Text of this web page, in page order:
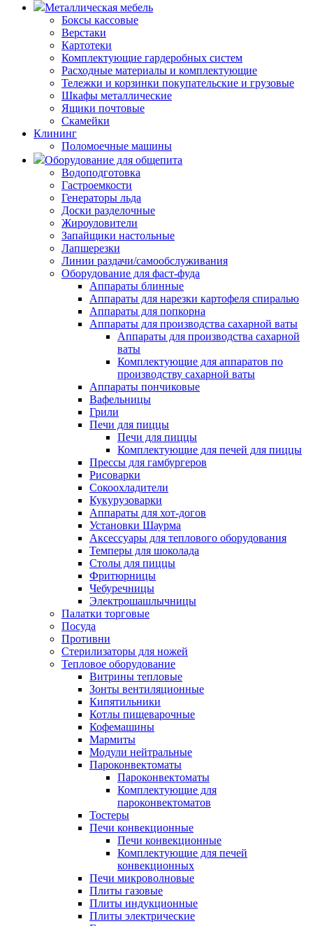
Металлическая мебель
Боксы кассовые
Верстаки
Картотеки
Комплектующие гардеробных систем
Расходные материалы и комплектующие
Тележки и корзинки покупательские и грузовые
Шкафы металлические
Ящики почтовые
Скамейки
Клининг
Поломоечные машины
Оборудование для общепита
Водоподготовка
Гастроемкости
Генераторы льда
Доски разделочные
Жироуловители
Запайщики настольные
Лапшерезки
Линии раздачи/самообслуживания
Оборудование для фаст-фуда
Аппараты блинные
Аппараты для нарезки картофеля спиралью
Аппараты для попкорна
Аппараты для производства сахарной ваты
Аппараты для производства сахарной
ваты
Комплектующие для аппаратов по
производству сахарной ваты
Аппараты пончиковые
Вафельницы
Грили
Печи для пиццы
Печи для пиццы
Комплектующие для печей для пиццы
Прессы для гамбургеров
Рисоварки
Сокоохладители
Кукурузоварки
Аппараты для хот-догов
Установки Шаурма
Аксессуары для теплового оборудования
Темперы для шоколада
Столы для пиццы
Фритюрницы
Чебуречницы
Электрошашлычницы
Палатки торговые
Посуда
Противни
Стерилизаторы для ножей
Тепловое оборудование
Витрины тепловые
Зонты вентиляционные
Кипятильники
Котлы пищеварочные
Кофемашины
Мармиты
Модули нейтральные
Пароконвектоматы
Пароконвектоматы
Комплектующие для
пароконвектоматов
Тостеры
Печи конвекционные
Печи конвекционные
Комплектующие для печей
конвекционных
Печи микроволновые
Плиты газовые
Плиты индукционные
Плиты электрические